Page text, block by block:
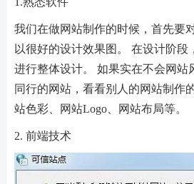
我们在做网站制作的时候，首先要
以很好的设计效果图。 在设计阶段
进行整体设计。 如果实在不会网站
同行的网站，看看别人的网站制作
站色彩、网站Logo、网站布局等。
2. 前端技术